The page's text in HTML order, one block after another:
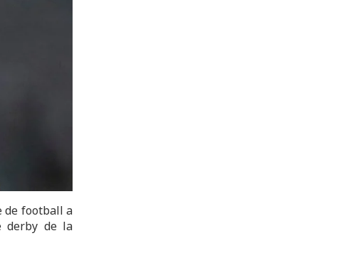
de football a
derby de la